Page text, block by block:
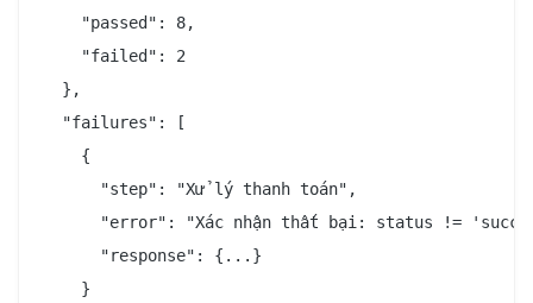
    "passed": 8,
    "failed": 2
  },
  "failures": [
    {
      "step": "Xử lý thanh toán",
"error": "Xác nhận thất bại: status !=
      "response": {...}
    }